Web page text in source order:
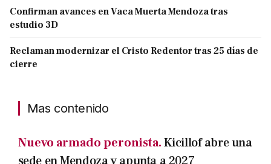
Confirman avances en Vaca Muerta Mendoza tras
estudio 3D
Reclaman modernizar el Cristo Redentor tras 25 días de
cierre
Mas contenido
Nuevo armado peronista.Kicillof abre una
sede en Mendoza y apunta a 2027